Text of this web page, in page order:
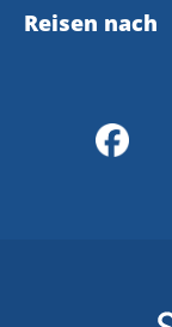
Meet the Locals
VisitSweden
Reisen nach
Reiseveranstalter